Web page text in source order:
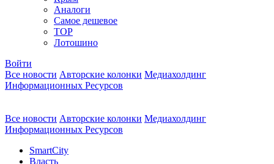
Аналоги
Самое дешевое
TOP
Лотошино
Войти
Все новости Авторские колонки Медиахолдинг
Информационных Ресурсов
Все новости Авторские колонки Медиахолдинг
Информационных Ресурсов
SmartCity
Власть